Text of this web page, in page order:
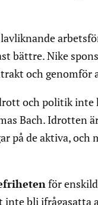
bättre. Nike
och genomför
och politik inte
Bach. Idrotten
på de aktiva,
för
inte bli ifrågasatta